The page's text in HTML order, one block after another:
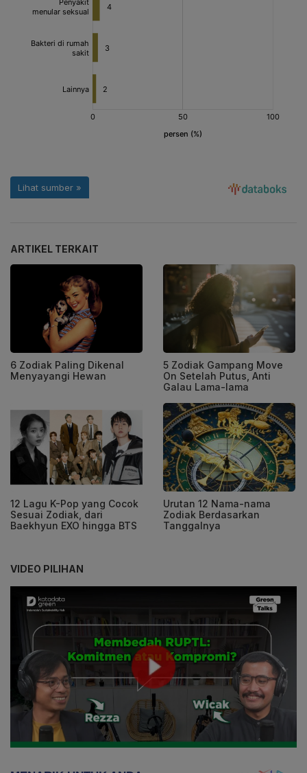
ARTIKEL TERKAIT
6 Zodiak Paling Dikenal
Menyayangi Hewan
5 Zodiak Gampang Move
On Setelah Putus, Anti
Galau Lama-lama
12 Lagu K-Pop yang Cocok
Sesuai Zodiak, dari
Baekhyun EXO hingga BTS
Urutan 12 Nama-nama
Zodiak Berdasarkan
Tanggalnya
VIDEO PILIHAN